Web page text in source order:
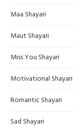
Maa Shayari
Maut Shayari
Miss You Shayari
Motivational Shayari
Romantic Shayari
Sad Shayari